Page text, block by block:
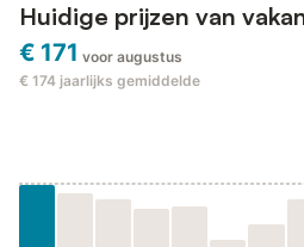
Huidige prijzen van
€ 171 voor augustus
€ 174 jaarlijks gemiddelde